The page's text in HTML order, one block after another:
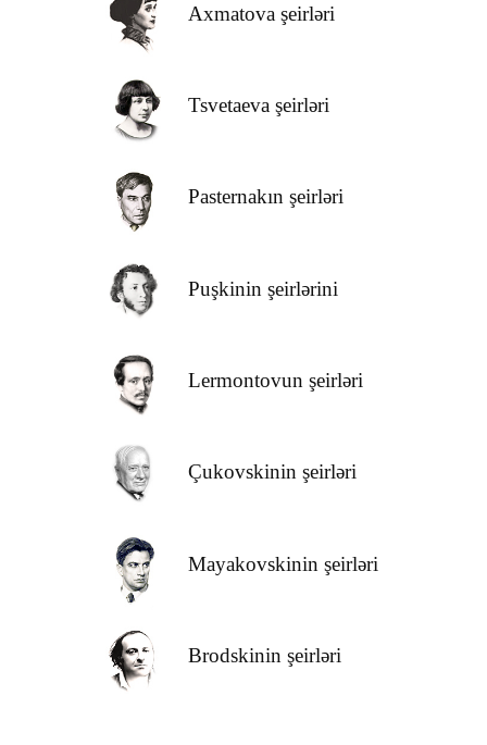
Axmatova şeirləri
Tsvetaeva şeirləri
Pasternakın şeirləri
Puşkinin şeirlərini
Lermontovun şeirləri
Çukovskinin şeirləri
Mayakovskinin şeirləri
Brodskinin şeirləri